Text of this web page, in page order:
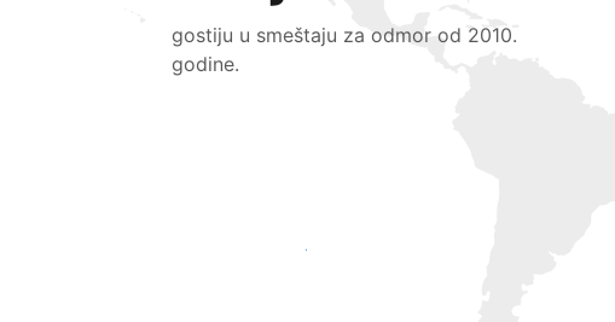
gostiju u smeštaju za odmor od 2010.
godine.
Privucite nove goste već danas